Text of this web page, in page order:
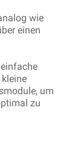
wie
einen
um
zu